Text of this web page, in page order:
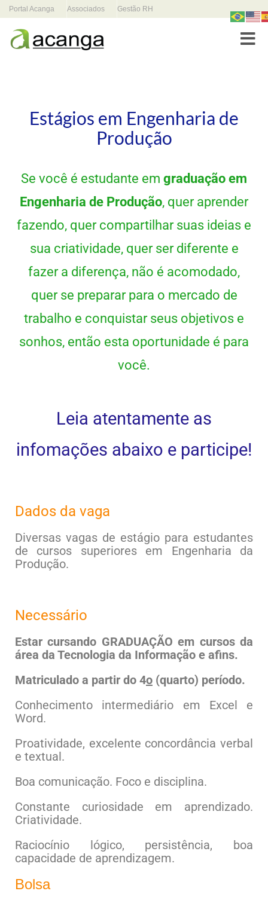
Portal Acanga Associados Gestão RH
Estágios em Engenharia de
Produção
Se você é estudante em graduação em
Engenharia de Produção, quer aprender
fazendo, quer compartilhar suas ideias e
sua criatividade, quer ser diferente e
fazer a diferença, não é acomodado,
quer se preparar para o mercado de
trabalho e conquistar seus objetivos e
sonhos, então esta oportunidade é para
você.
Leia atentamente as
infomações abaixo e participe!
Dados da vaga
Diversas vagas de estágio para estudantes
de cursos superiores em Engenharia da
Produção.
Necessário
Estar cursando GRADUAÇÃO em cursos da
área da Tecnologia da Informação e afins.
Matriculado a partir do 4o (quarto) período.
Conhecimento intermediário em Excel e
Word.
Proatividade, excelente concordância verbal
e textual.
Boa comunicação. Foco e disciplina.
Constante curiosidade em aprendizado.
Criatividade.
Raciocínio lógico, persistência, boa
capacidade de aprendizagem.
Bolsa